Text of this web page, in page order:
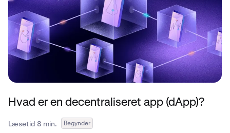
Hvad er en decentraliseret app (dApp)?
Læsetid 8 min. Begynder